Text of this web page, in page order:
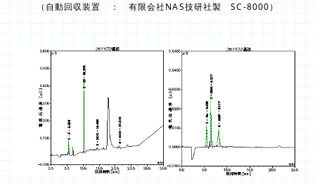
（自動回収装置 ： 有限会社NAS技研社製 SC-8000）